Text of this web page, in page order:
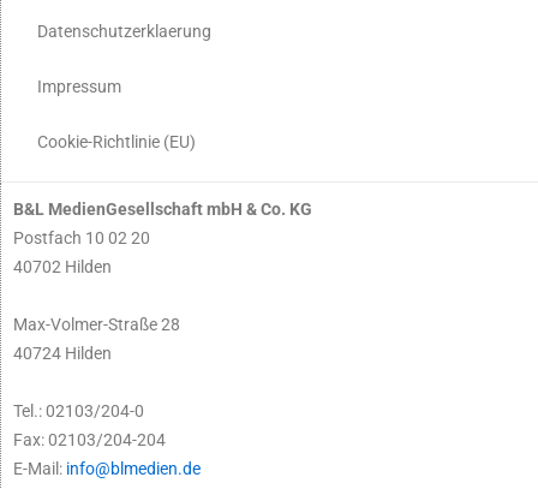
Datenschutzerklaerung
Impressum
Cookie-Richtlinie (EU)
B&L MedienGesellschaft mbH & Co. KG
Postfach 10 02 20
40702 Hilden
Max-Volmer-Straße 28
40724 Hilden
Tel.: 02103/204-0
Fax: 02103/204-204
E-Mail: info@blmedien.de